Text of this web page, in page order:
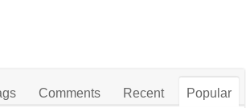
Popular
Recent
Comments
Tags